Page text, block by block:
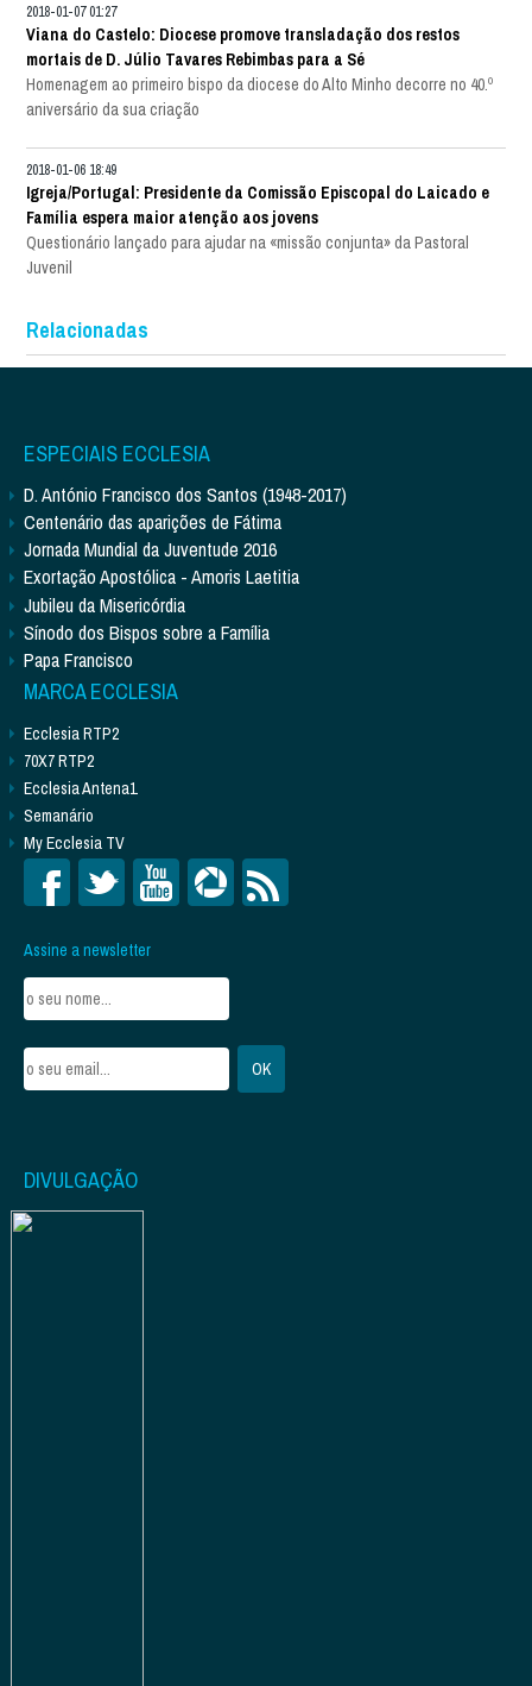
2018-01-07 01:27
Viana do Castelo: Diocese promove transladação dos restos
mortais de D. Júlio Tavares Rebimbas para a Sé
Homenagem ao primeiro bispo da diocese do Alto Minho decorre no 40.º
aniversário da sua criação
2018-01-06 18:49
Igreja/Portugal: Presidente da Comissão Episcopal do Laicado e
Família espera maior atenção aos jovens
Questionário lançado para ajudar na «missão conjunta» da Pastoral
Juvenil
Relacionadas
ESPECIAIS ECCLESIA
D. António Francisco dos Santos (1948-2017)
Centenário das aparições de Fátima
Jornada Mundial da Juventude 2016
Exortação Apostólica - Amoris Laetitia
Jubileu da Misericórdia
Sínodo dos Bispos sobre a Família
Papa Francisco
MARCA ECCLESIA
Ecclesia RTP2
70X7 RTP2
Ecclesia Antena1
Semanário
My Ecclesia TV
Assine a newsletter
DIVULGAÇÃO